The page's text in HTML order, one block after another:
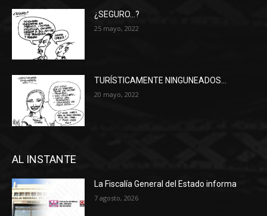
¿SEGURO…?
25 mayo, 2022
TURÍSTICAMENTE NINGUNEADOS…
20 mayo, 2022
AL INSTANTE
La Fiscalía General del Estado informa
7 agosto, 2026